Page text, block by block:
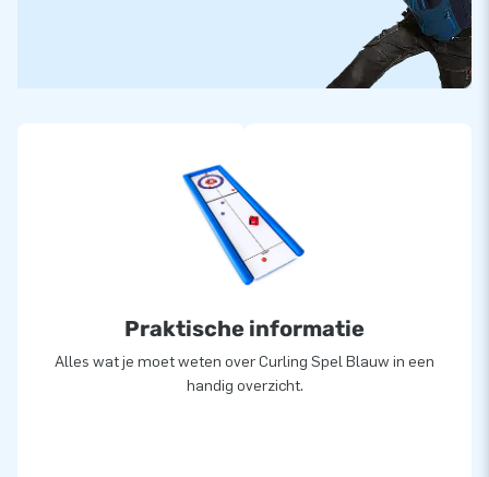
Praktische informatie
Alles wat je moet weten over Curling Spel Blauw in een
handig overzicht.